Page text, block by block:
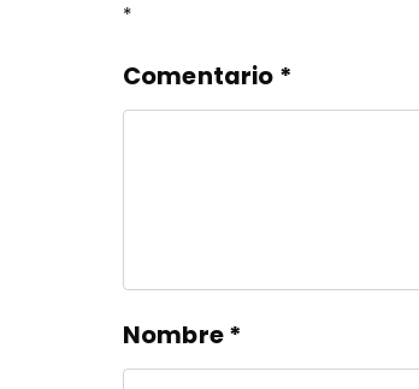
*
Comentario *
Nombre*